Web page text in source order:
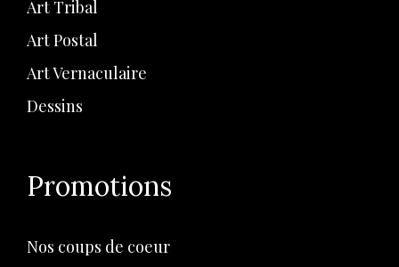
Art Tribal
Art Postal
Art Vernaculaire
Dessins
Promotions
Nos coups de coeur